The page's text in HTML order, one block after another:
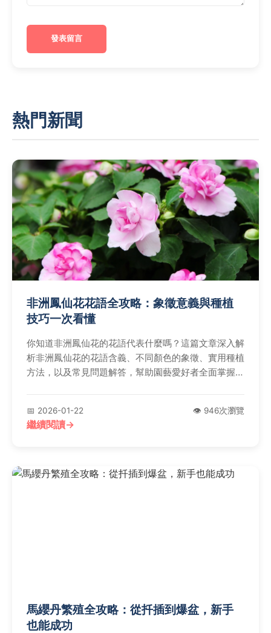
發表留言
熱門新聞
非洲鳳仙花花語全攻略：象徵意義與種植
技巧一次看懂
你知道非洲鳳仙花的花語代表什麼嗎？這篇文章深入解
析非洲鳳仙花的花語含義、不同顏色的象徵、實用種植
方法，以及常見問題解答，幫助園藝愛好者全面掌握這
📅 2026-01-22 👁️ 946次瀏覽
繼續閱讀
馬纓丹繁殖全攻略：從扦插到爆盆，新手
也能成功